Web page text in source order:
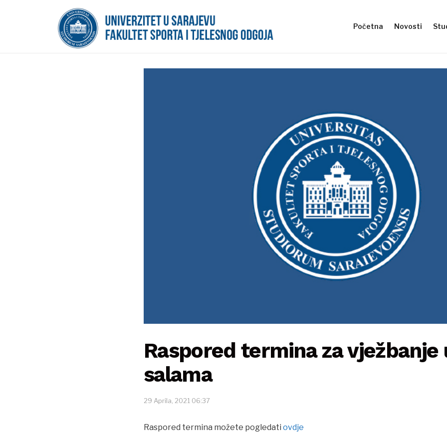
Početna Novosti
Raspored termina za vježbanje
salama
29 Aprila, 2021 06:37
Raspored termina možete pogledati ovdje